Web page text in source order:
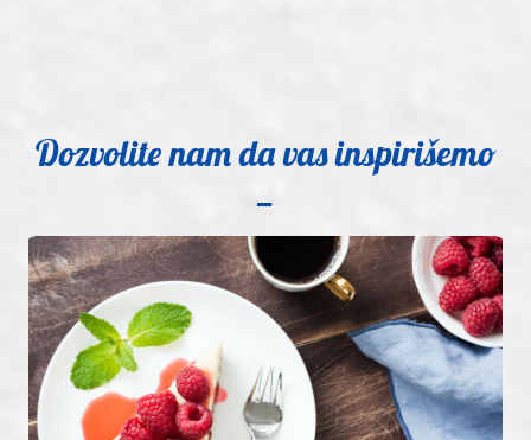
Dozvolite nam da vas inspirišemo